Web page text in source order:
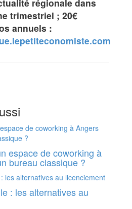
régionale dans
trimestriel ; 20€
annuels :
espace de coworking à
bureau classique ?
: les alternatives au